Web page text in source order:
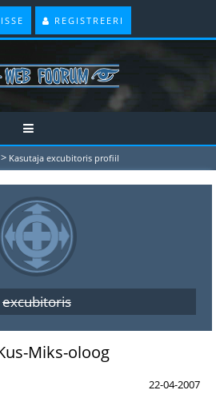
REGISTREERI
> Kasutaja excubitoris profiil
excubitoris
Miks-oloog
22-04-2007